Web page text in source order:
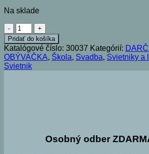
bola:
Na sklade
množstvo
Porcelánový
svietnik
KONCERT
ANJELOV
Pridať do košíka
Katalógové číslo: 30037 Kategórií:
OBÝVAČKA, Škola, Svadba, Svietniky a
Svietnik
Osobný odber